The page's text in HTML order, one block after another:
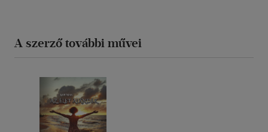
A szerző további művei